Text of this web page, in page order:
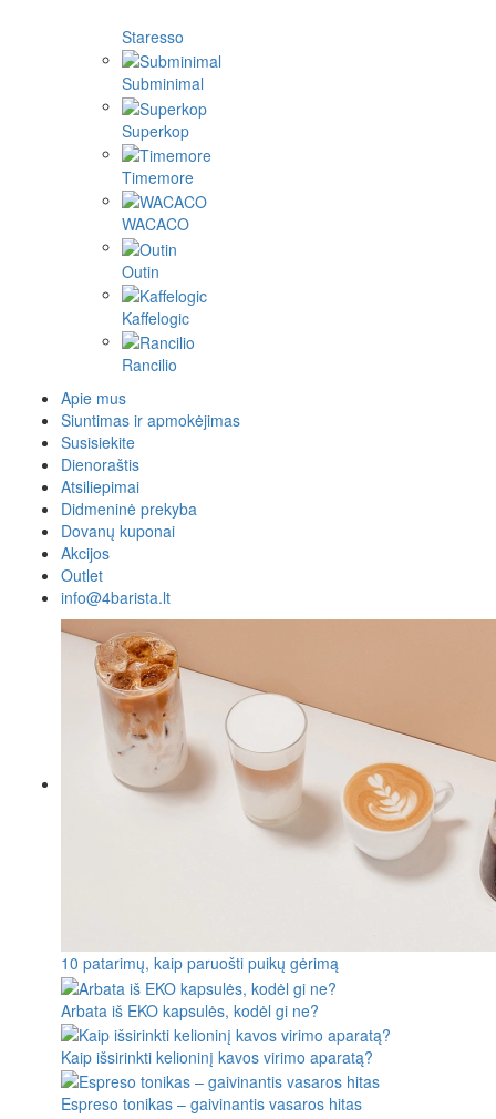
Staresso
Subminimal
Superkop
Timemore
WACACO
Outin
Kaffelogic
Rancilio
Apie mus
Siuntimas ir apmokėjimas
Susisiekite
Dienoraštis
Atsiliepimai
Didmeninė prekyba
Dovanų kuponai
Akcijos
Outlet
info@4barista.lt
10 patarimų, kaip paruošti puikų gėrimą
Arbata iš EKO kapsulės, kodėl gi ne?
Kaip išsirinkti kelioninį kavos virimo aparatą?
Espreso tonikas – gaivinantis vasaros hitas